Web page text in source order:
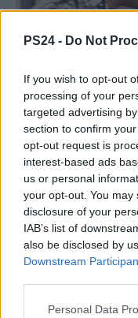
PS24 - Do Not
If you wish to opt-out
processing of your
targeted advertising
section to confirm
opt-out request is
interest-based ads
us or personal
your opt-out. You
disclosure of your
IAB’s list of
also be disclosed by
Downstream
Personal Data